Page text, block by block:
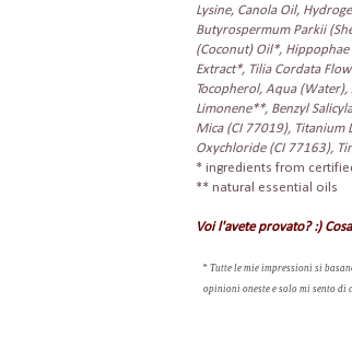
Lysine, Canola Oil,
Butyrospermum Parkii
(Coconut) Oil*,
Extract*, Tilia Cordata
Tocopherol, Aqua
Limonene**, Benzyl
Mica (CI 77019), Titanium
Oxychloride (CI 77163),
* ingredients from
** natural essential oils
Voi l'avete provato? :)
* Tutte le mie impressioni si
opinioni oneste e solo mi sento di